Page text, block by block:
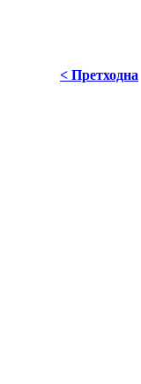
< Претходна